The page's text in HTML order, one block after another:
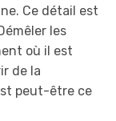
Ce détail est
les
où il est
de la
peut-être ce